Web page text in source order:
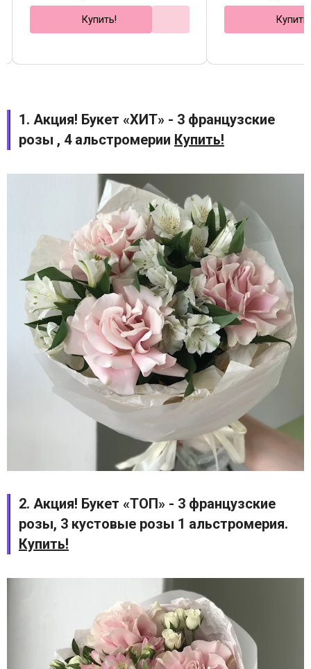
Купить! Купить!
1. Акция! Букет «ХИТ» - 3 французские
розы , 4 альстромерии Купить!
2. Акция! Букет «ТОП» - 3 французские
розы, 3 кустовые розы 1 альстромерия.
Купить!